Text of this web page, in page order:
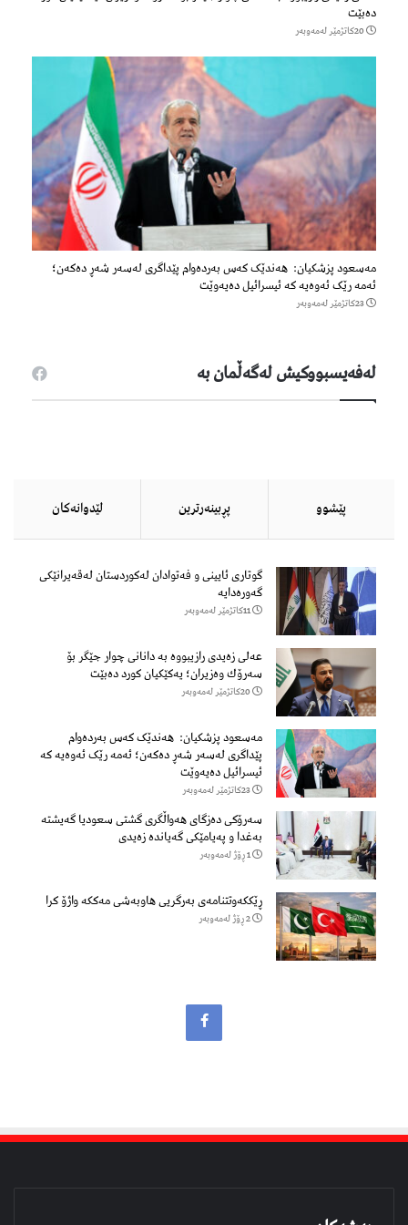
دەبێت
20كاتژمێر لەمەوبەر
مەسعود پزشكیان: هەندێک کەس بەردەوام پێداگری لەسەر شەڕ دەكەن؛
ئەمە رێک ئەوەیە کە ئیسرائیل دەیەوێت
23كاتژمێر لەمەوبەر
لەفەیسبووكیش لەگەڵمان بە
پێشوو پڕبینەرترین لێدوانەكان
گوتاری ئایینی و فەتوادان لەکوردستان لەقەیرانێکی
گەورەدایە
11كاتژمێر لەمەوبەر
عەلی زەیدی رازیبووە بە دانانی چوار جێگر بۆ
سەرۆك وەزیران؛ یەكێكیان كورد دەبێت
20كاتژمێر لەمەوبەر
مەسعود پزشكیان: هەندێک کەس بەردەوام
پێداگری لەسەر شەڕ دەكەن؛ ئەمە رێک ئەوەیە کە
ئیسرائیل دەیەوێت
23كاتژمێر لەمەوبەر
سەرۆكی دەزگای هەواڵگری گشتی سعودیا گەیشتە
بەغدا و پەیامێكی گەیاندە زەیدی
1 ڕۆژ لەمەوبەر
ڕێککەوتتنامەی بەرگریی هاوبەشی مەککە واژۆ کرا
2 ڕۆژ لەمەوبەر